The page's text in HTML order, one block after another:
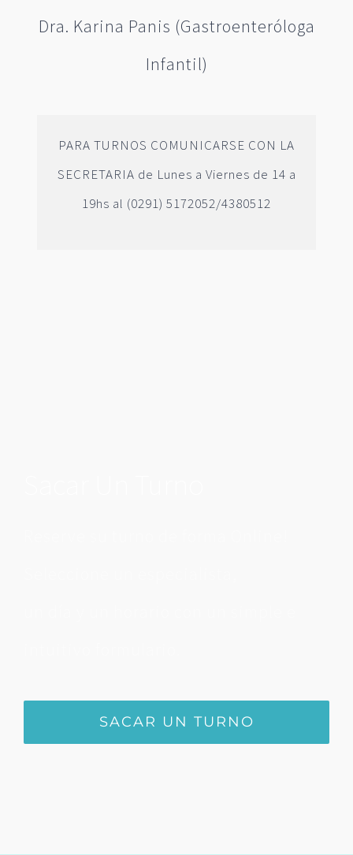
Dra. Karina Panis (Gastroenteróloga
Infantil)
PARA TURNOS COMUNICARSE CON LA
SECRETARIA de Lunes a Viernes de 14 a
19hs al (0291) 5172052/4380512
SACAR UN TURNO